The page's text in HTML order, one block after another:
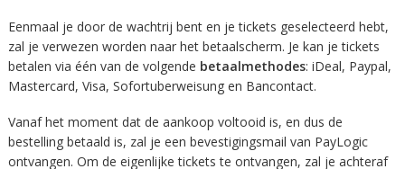
Eenmaal je door de wachtrij bent en je tickets geselecteerd hebt,
zal je verwezen worden naar het betaalscherm. Je kan je tickets
betalen via één van de volgende betaalmethodes: iDeal, Paypal,
Mastercard, Visa, Sofortuberweisung en Bancontact.
Vanaf het moment dat de aankoop voltooid is, en dus de
bestelling betaald is, zal je een bevestigingsmail van PayLogic
ontvangen. Om de eigenlijke tickets te ontvangen, zal je achteraf